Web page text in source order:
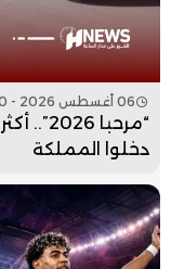
06 أغسطس 2026 - 18:00
دخلوا المملكة